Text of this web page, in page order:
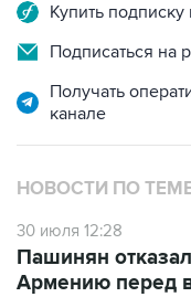
Купить
Подписаться на
Получать
канале
НОВОСТИ ПО
30 июля 12:28
Пашинян
Армению перед